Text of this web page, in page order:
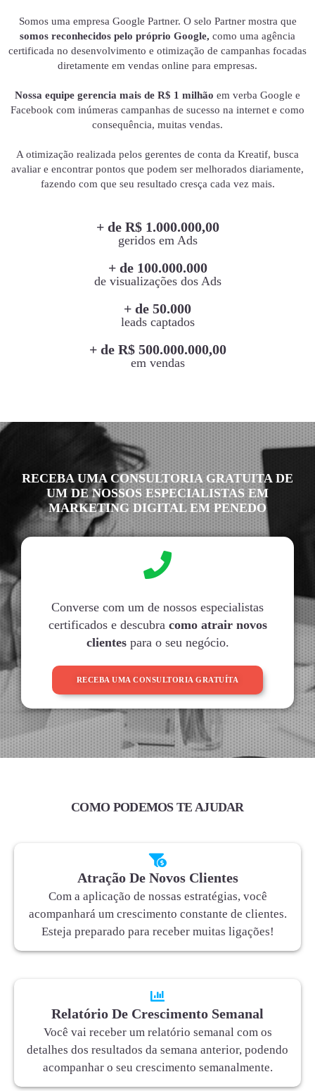
Somos uma empresa Google Partner. O selo Partner mostra que
somos reconhecidos pelo próprio Google, como uma agência
certificada no desenvolvimento e otimização de campanhas focadas
diretamente em vendas online para empresas.
Nossa equipe gerencia mais de R$ 1 milhão em verba Google e
Facebook com inúmeras campanhas de sucesso na internet e como
consequência, muitas vendas.
A otimização realizada pelos gerentes de conta da Kreatif, busca
avaliar e encontrar pontos que podem ser melhorados diariamente,
fazendo com que seu resultado cresça cada vez mais.
+ de R$ 1.000.000,00
geridos em Ads
+ de 100.000.000
de visualizações dos Ads
+ de 50.000
leads captados
+ de R$ 500.000.000,00
em vendas
RECEBA UMA CONSULTORIA GRATUITA DE
UM DE NOSSOS ESPECIALISTAS EM
MARKETING DIGITAL EM PENEDO
Converse com um de nossos especialistas
certificados e descubra como atrair novos
clientespara o seu negócio.
RECEBA UMA CONSULTORIA GRATUÍTA
COMO PODEMOS TE AJUDAR
Atração De Novos Clientes
Com a aplicação de nossas estratégias, você
acompanhará um crescimento constante de clientes.
Esteja preparado para receber muitas ligações!
Relatório De Crescimento Semanal
Você vai receber um relatório semanal com os
detalhes dos resultados da semana anterior, podendo
acompanhar o seu crescimento semanalmente.